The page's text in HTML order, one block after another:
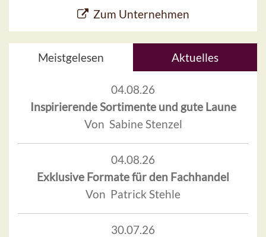
Zum Unternehmen
Meistgelesen Aktuelles
04.08.26
Inspirierende Sortimente und gute Laune
Von Sabine Stenzel
04.08.26
Exklusive Formate für den Fachhandel
Von Patrick Stehle
30.07.26